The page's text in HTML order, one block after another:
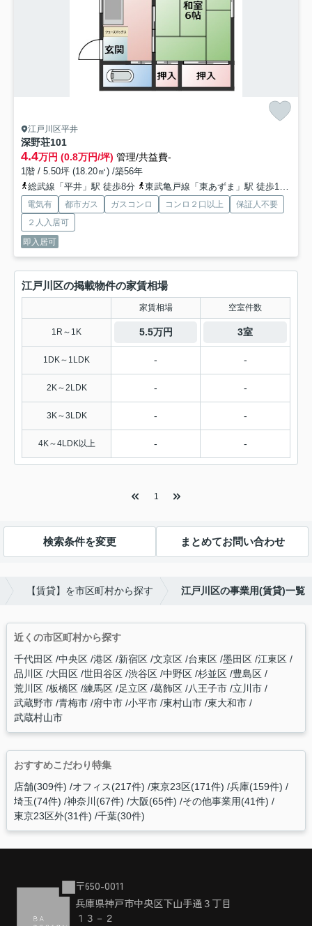
江戸川区平井
深野荘101
4.4万円 (0.8万円/坪) 管理/共益費-
1階 / 5.50坪 (18.20㎡) /築56年
総武線「平井」駅 徒歩8分
東武亀戸線「東あずま」駅 徒歩19分
電気有 都市ガス ガスコンロ コンロ２口以上
保証人不要
２人入居可
即入居可
江戸川区の掲載物件の家賃相場
家賃相場 空室件数
1R～1K 5.5万円 3室
1DK～1LDK - -
2K～2LDK - -
3K～3LDK - -
4K～4LDK以上 - -
1
検索条件を変更 まとめてお問い合わせ
【賃貸】を市区町村から探す 江戸川区の事業用(賃貸)一覧
近くの市区町村から探す
千代田区 中央区 港区 新宿区 文京区 台東区 墨田区 江東区
品川区 大田区 世田谷区 渋谷区 中野区 杉並区 豊島区
荒川区 板橋区 練馬区 足立区 葛飾区 八王子市 立川市
武蔵野市 青梅市 府中市 小平市 東村山市 東大和市
武蔵村山市
おすすめこだわり特集
店舗(309件) オフィス(217件) 東京23区(171件) 兵庫(159件)
埼玉(74件) 神奈川(67件) 大阪(65件) その他事業用(41件)
東京23区外(31件) 千葉(30件)
〒650-0011
兵庫県神戸市中央区下山手通３丁目
１３－２